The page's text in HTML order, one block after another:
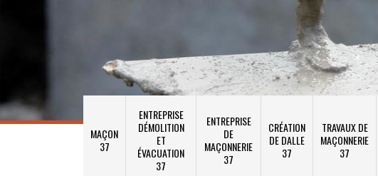
MAÇON
37
ENTREPRISE
DÉMOLITION
ET
ÉVACUATION
37
ENTREPRISE
DE
MAÇONNERIE
37
CRÉATION
DE DALLE
37
TRAVAUX DE
MAÇONNERIE
37